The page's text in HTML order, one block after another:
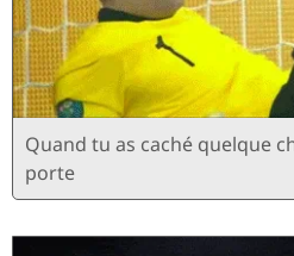
Quand tu as caché quelque
porte